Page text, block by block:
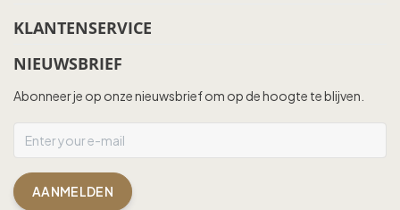
KLANTENSERVICE
NIEUWSBRIEF
Abonneer je op onze nieuwsbrief om op de hoogte te blijven.
AANMELDEN